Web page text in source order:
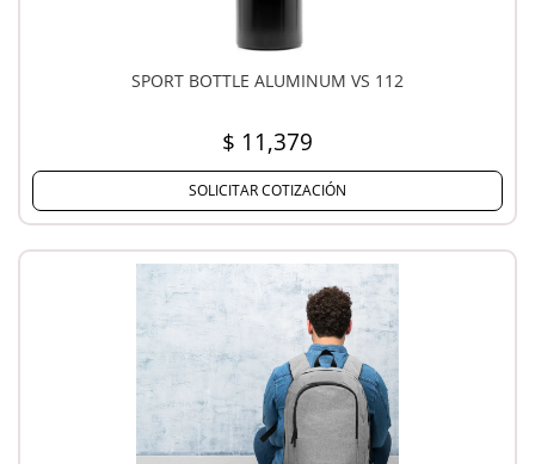
SPORT BOTTLE ALUMINUM VS 112
$ 11,379
SOLICITAR COTIZACIÓN